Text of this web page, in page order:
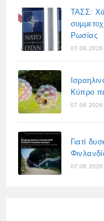
ΤΑΣΣ:
Ρωσίας
07.08.2026
Κύπρο
07.08.2026
Γιατί
07.08.2026